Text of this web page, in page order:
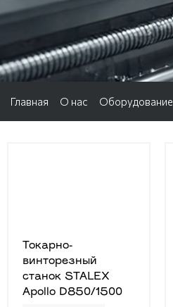
Главная О нас Оборудование
Токарно-
винторезный
станок STALEX
Apollo D850/1500